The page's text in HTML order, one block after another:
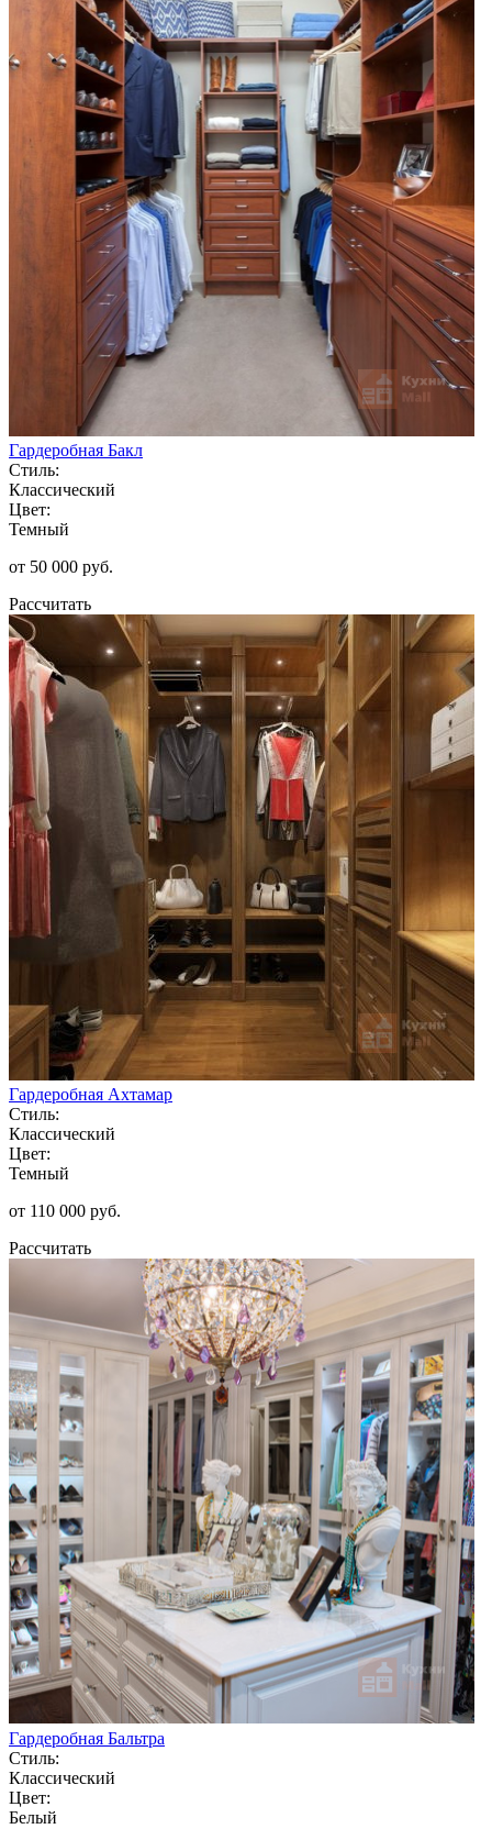
Гардеробная Бакл
Стиль:
Классический
Цвет:
Темный
от 50 000 руб.
Рассчитать
Гардеробная Ахтамар
Стиль:
Классический
Цвет:
Темный
от 110 000 руб.
Рассчитать
Гардеробная Бальтра
Стиль:
Классический
Цвет:
Белый